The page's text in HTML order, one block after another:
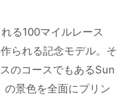
る100マイルレース
られる記念モデル。そ
のコースでもあるSun
景色を全面にプリン